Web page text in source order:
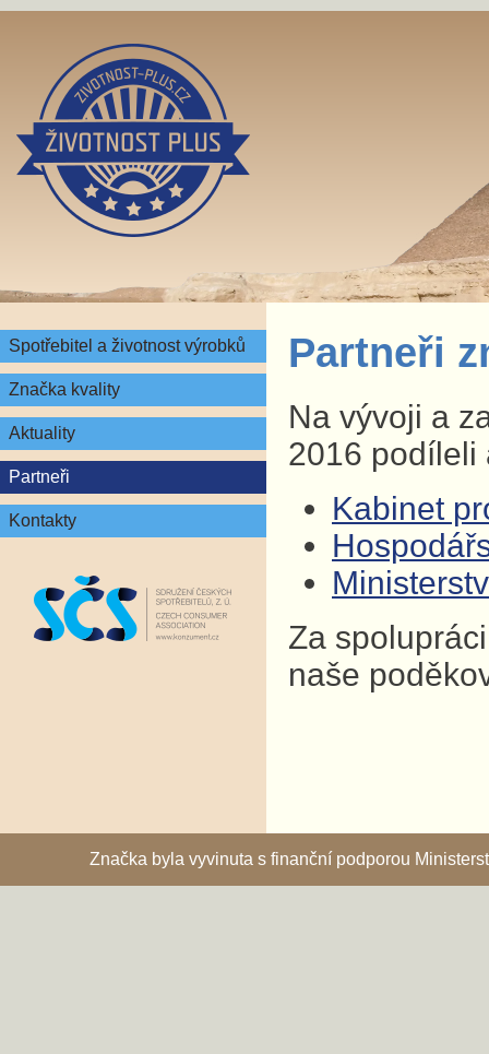
Spotřebitel a životnost výrobků
Značka kvality
Aktuality
Partneři
Kontakty
Partneři
Na vývoji a
2016 podíleli
Kabinet
Za
naše
Značka byla vyvinuta s finanční podporou